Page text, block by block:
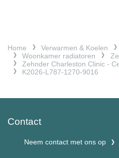
Home Verwarmen & Koelen
Woonkamer radiatoren
Zehnder Charleston Clinic -
K2026-L787-1270-9016
Contact
Neem contact met ons op